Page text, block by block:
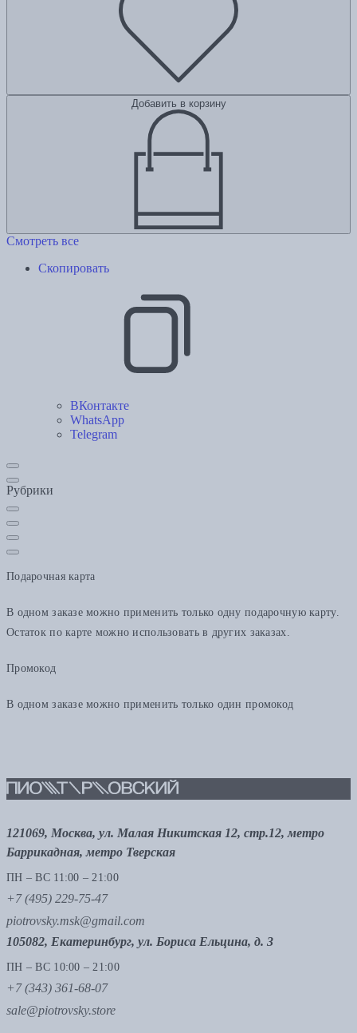
Добавить в корзину
Смотреть все
Скопировать
ВКонтакте
WhatsApp
Telegram
Рубрики
Подарочная карта
В одном заказе можно применить только одну подарочную карту.
Остаток по карте можно использовать в других заказах.
Промокод
В одном заказе можно применить только один промокод
121069, Москва, ул. Малая Никитская 12, стр.12, метро
Баррикадная, метро Тверская
ПН – ВС 11:00 – 21:00
+7 (495) 229-75-47
piotrovsky.msk@gmail.com
105082, Екатеринбург, ул. Бориса Ельцина, д. 3
ПН – ВС 10:00 – 21:00
+7 (343) 361-68-07
sale@piotrovsky.store